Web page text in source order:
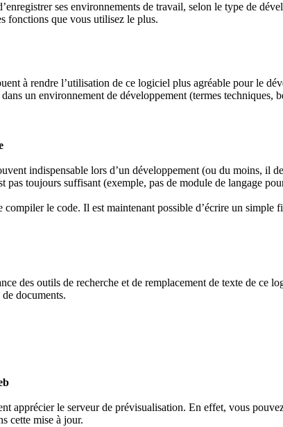
ses environnements de travail, selon le type de
fonctions que vous utilisez le plus.
à rendre l’utilisation de ce logiciel plus agréable pour le
un environnement de développement (termes
indispensable lors d’un développement (ou du moins,
pas toujours suffisant (exemple, pas de module de langage
le code. Il est maintenant possible d’écrire un
des outils de recherche et de remplacement de texte de
documents.
apprécier le serveur de prévisualisation. En effet, vous
cette mise à jour.